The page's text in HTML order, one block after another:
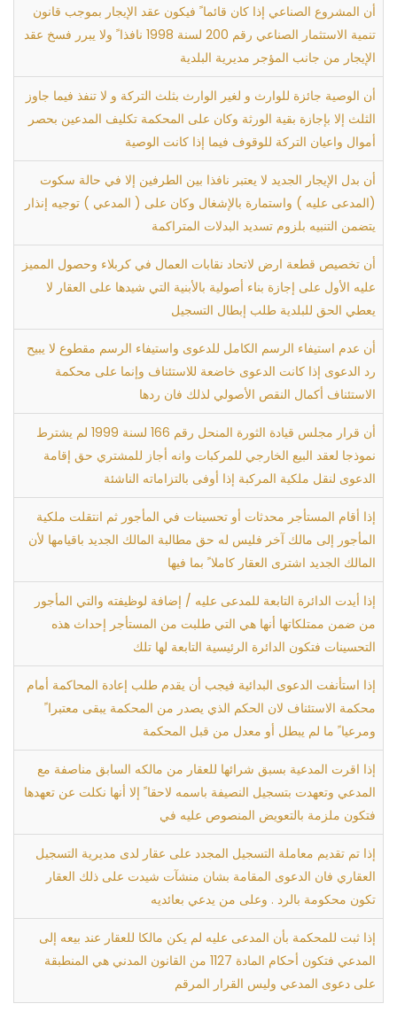
أن المشروع الصناعي إذا كان قائما ً فيكون عقد الإيجار بموجب قانون
تنمية الاستثمار الصناعي رقم 200 لسنة 1998 نافذا ً ولا يبرر فسخ عقد
الإيجار من جانب المؤجر مديرية البلدية
أن الوصية جائزة للوارث و لغير الوارث بثلث التركة و لا تنفذ فيما جاوز
الثلث إلا بإجازة بقية الورثة وكان على المحكمة تكليف المدعين بحصر
أموال واعيان التركة للوقوف فيما إذا كانت الوصية
أن بدل الإيجار الجديد لا يعتبر نافذا بين الطرفين إلا في حالة سكوت
(المدعى عليه ) واستمارة بالإشغال وكان على ( المدعي ) توجيه إنذار
يتضمن التنبيه بلزوم تسديد البدلات المتراكمة
أن تخصيص قطعة ارض لاتحاد نقابات العمال في كربلاء وحصول المميز
عليه الأول على إجازة بناء أصولية بالأبنية التي شيدها على العقار لا
يعطي الحق للبلدية طلب إبطال التسجيل
أن عدم استيفاء الرسم الكامل للدعوى واستيفاء الرسم مقطوع لا يبيح
رد الدعوى إذا كانت الدعوى خاضعة للاستئناف وإنما على محكمة
الاستئناف أكمال النقص الأصولي لذلك فان ردها
أن قرار مجلس قيادة الثورة المنحل رقم 166 لسنة 1999 لم يشترط
نموذجا لعقد البيع الخارجي للمركبات وانه أجاز للمشتري حق إقامة
الدعوى لنقل ملكية المركبة إذا أوفى بالتزاماته الناشئة
إذا أقام المستأجر محدثات أو تحسينات في المأجور ثم انتقلت ملكية
المأجور إلى مالك آخر فليس له حق مطالبة المالك الجديد باقيامها لأن
المالك الجديد اشترى العقار كاملا ً بما فيها
إذا أيدت الدائرة التابعة للمدعى عليه / إضافة لوظيفته والتي المأجور
من ضمن ممتلكاتها أنها هي التي طلبت من المستأجر إحداث هذه
التحسينات فتكون الدائرة الرئيسية التابعة لها تلك
إذا استأنفت الدعوى البدائية فيجب أن يقدم طلب إعادة المحاكمة أمام
محكمة الاستئناف لان الحكم الذي يصدر من المحكمة يبقى معتبرا ً
ومرعيا ً ما لم يبطل أو معدل من قبل المحكمة
إذا اقرت المدعية بسبق شرائها للعقار من مالكه السابق مناصفة مع
المدعي وتعهدت بتسجيل النصيفة باسمه لاحقا ً إلا أنها نكلت عن تعهدها
فتكون ملزمة بالتعويض المنصوص عليه في
إذا تم تقديم معاملة التسجيل المجدد على عقار لدى مديرية التسجيل
العقاري فان الدعوى المقامة بشان منشآت شيدت على ذلك العقار
تكون محكومة بالرد . وعلى من يدعي بعائديه
إذا ثبت للمحكمة بأن المدعى عليه لم يكن مالكا للعقار عند بيعه إلى
المدعي فتكون أحكام المادة 1127 من القانون المدني هي المنطبقة
على دعوى المدعي وليس القرار المرقم